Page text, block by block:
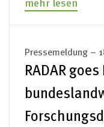
Pressemeldung –
RADAR